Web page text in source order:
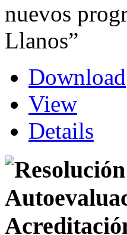
nuevos
Llanos”
Download
View
Details